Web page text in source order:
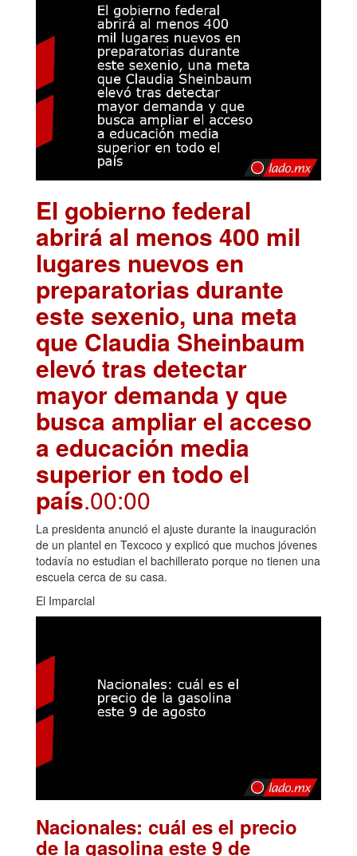
El gobierno federal
abrirá al menos 400 mil
lugares nuevos en
preparatorias durante
este sexenio, una meta
que Claudia Sheinbaum
elevó tras detectar
mayor demanda y que
busca ampliar el acceso
a educación media
superior en todo el
país.00:00
La presidenta anunció el ajuste durante la inauguración
de un plantel en Texcoco y explicó que muchos jóvenes
todavía no estudian el bachillerato porque no tienen una
escuela cerca de su casa.
El Imparcial
Nacionales: cuál es el precio
de la gasolina este 9 de